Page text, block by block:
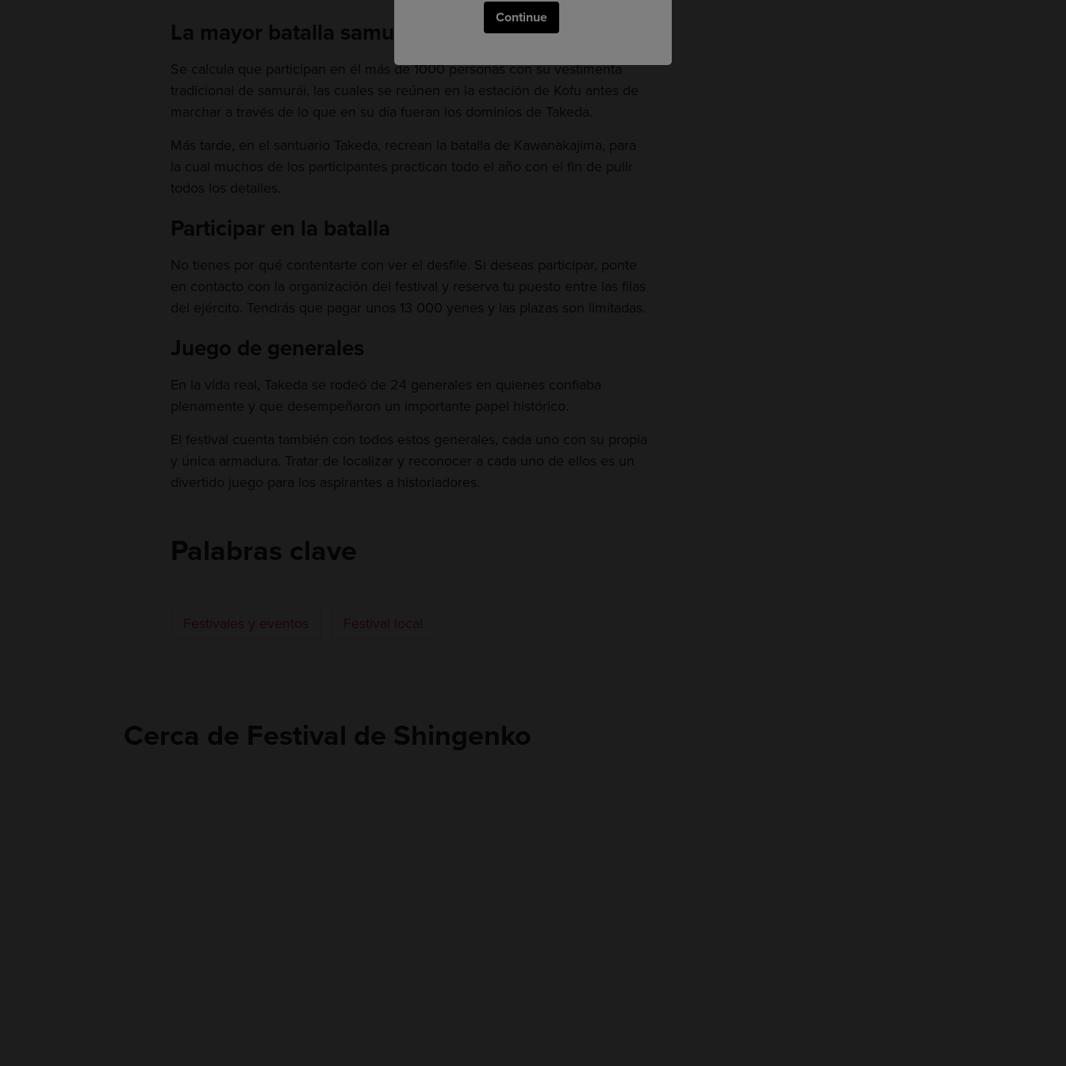
Continue
La mayor batalla samurái de la historia
Se calcula que participan en él más de 1000 personas con su vestimenta
tradicional de samurái, las cuales se reúnen en la estación de Kofu antes de
marchar a través de lo que en su día fueran los dominios de Takeda.
Más tarde, en el santuario Takeda, recrean la batalla de Kawanakajima, para
la cual muchos de los participantes practican todo el año con el fin de pulir
todos los detalles.
Participar en la batalla
No tienes por qué contentarte con ver el desfile. Si deseas participar, ponte
en contacto con la organización del festival y reserva tu puesto entre las filas
del ejército. Tendrás que pagar unos 13 000 yenes y las plazas son limitadas.
Juego de generales
En la vida real, Takeda se rodeó de 24 generales en quienes confiaba
plenamente y que desempeñaron un importante papel histórico.
El festival cuenta también con todos estos generales, cada uno con su propia
y única armadura. Tratar de localizar y reconocer a cada uno de ellos es un
divertido juego para los aspirantes a historiadores.
Palabras clave
Festivales y eventos Festival local
Cerca de Festival de Shingenko